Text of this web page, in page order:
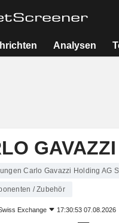
Analysen
Carlo Gavazzi Holding AG
/ Zubehör
Exchange 17:30:53 07.08.2026